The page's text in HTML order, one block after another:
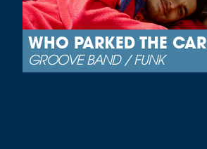
WHO PARKED THE CAR
GROOVE BAND / FUNK